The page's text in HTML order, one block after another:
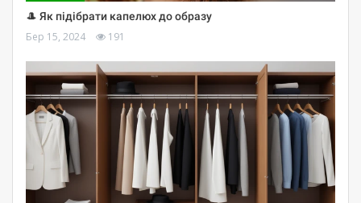
🎩 Як підібрати капелюх до образу
Бер 15, 2024 191